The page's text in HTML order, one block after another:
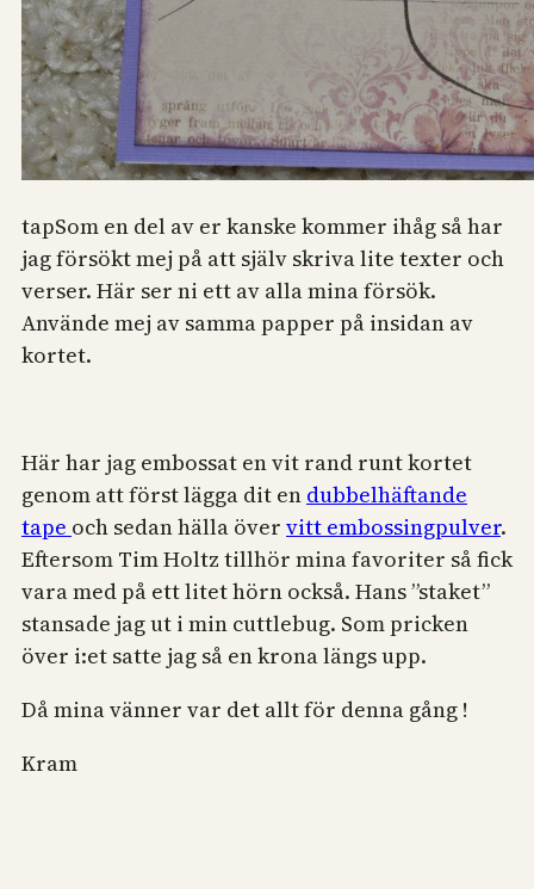
tapSom en del av er kanske kommer ihåg så har
jag försökt mej på att själv skriva lite texter och
verser. Här ser ni ett av alla mina försök.
Använde mej av samma papper på insidan av
kortet.
Här har jag embossat en vit rand runt kortet
genom att först lägga dit en dubbelhäftande
tape och sedan hälla över vitt embossingpulver.
Eftersom Tim Holtz tillhör mina favoriter så fick
vara med på ett litet hörn också. Hans ”staket”
stansade jag ut i min cuttlebug. Som pricken
över i:et satte jag så en krona längs upp.
Då mina vänner var det allt för denna gång !
Kram